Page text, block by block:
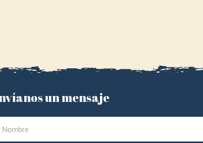
un mensaje